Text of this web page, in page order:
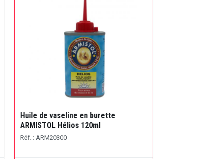
Huile de vaseline en burette
ARMISTOL Hélios 120ml
Réf. : ARM20300